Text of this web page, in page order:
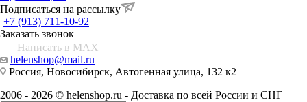
Подписаться на рассылку
+7 (913) 711-10-92
Заказать звонок
Написать в MAX
helenshop@mail.ru
Россия, Новосибирск, Автогенная улица, 132 к2
2006 - 2026 © helenshop.ru - Доставка по всей России и СНГ